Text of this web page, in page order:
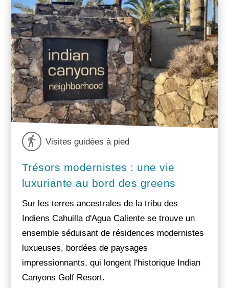
Visites guidées à pied
Trésors modernistes : une vie
luxuriante au bord des greens
Sur les terres ancestrales de la tribu des
Indiens Cahuilla d'Agua Caliente se trouve un
ensemble séduisant de résidences modernistes
luxueuses, bordées de paysages
impressionnants, qui longent l'historique Indian
Canyons Golf Resort.